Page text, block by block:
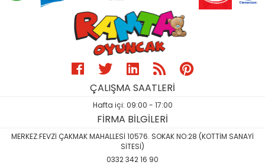
ÇALIŞMA SAATLERİ
Hafta içi: 09:00 - 17:00
FİRMA BİLGİLERİ
MERKEZ:FEVZİ ÇAKMAK MAHALLESİ 10576. SOKAK NO:28 (KOTTİM SANAYİ
SİTESİ)
0332 342 16 90